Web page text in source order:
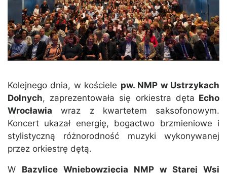
Kolejnego dnia, w kościele pw. NMP w Ustrzykach
Dolnych, zaprezentowała się orkiestra dęta Echo
Wrocławia wraz z kwartetem saksofonowym.
Koncert ukazał energię, bogactwo brzmieniowe i
stylistyczną różnorodność muzyki wykonywanej
przez orkiestrę dętą.
W Bazylice Wniebowzięcia NMP w Starej Wsi